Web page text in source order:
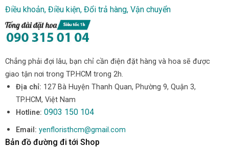
Điều khoản, Điều kiện, Đổi trả hàng, Vận chuyển
Chẳng phải đợi lâu, bạn chỉ cần điện đặt hàng và hoa sẽ được
giao tận nơi trong TP.HCM trong 2h.
Địa chỉ: 127 Bà Huyện Thanh Quan, Phường 9, Quận 3,
TP.HCM, Việt Nam
Hotline: 0903 150 104
Email: yenfloristhcm@gmail.com
Bản đồ đường đi tới Shop